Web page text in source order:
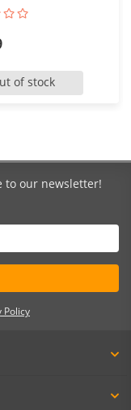
of stock
to our newsletter!
Policy